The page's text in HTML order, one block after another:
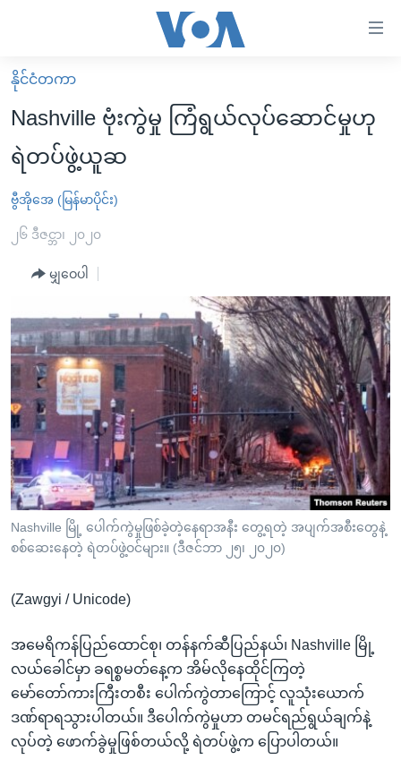
လွယ်ကူ
စေ
သည့်
Link
များ
ပင်မ
ကြည့်
ရန်
ပင်မ
အ
ညွန်း
စာမျက်နှာ
သို့
ကျော်
ကြည့်
ရန်
ရန်
သို့
ကျော်
ရန်
မူလစာမျက်နှာ
မြန်မာ
ကမ္ဘာ့သတင်းများ
နိုင်ငံတကာ
အစ္စရေး-ပါလက်စတိုင်း
ဗွီဒီယို
သတင်းလွတ်လပ်ခွင့်
အင်္ဂလိပ်စာလေ့လာမယ်
အမေရိကန်သုံးအီဒီယံ
မကြေးမုံရဲ့ အင်္ဂလိပ်စာ
ရုပ်ရှင်ထဲက အင်္ဂလိပ်စာ
သုတပဒေသာ အင်္ဂလိပ်စာ
အပတ်စဉ်ကဏ္ဍများ
ရေဒီယို
တီဗွီ
ရေဒီယိုနှင့်ရုပ်သံ အချက်အလက်များ
ရေဒီယို/တီဗွီအစီအစဉ်
Learning English
ဗွီအိုအေ လူမှုကွန်ယက်များ
နိုင်ငံတကာ
Nashville ဗုံးကွဲမှု ကြံရွယ်လုပ်ဆောင်မှုဟု
ရဲတပ်ဖွဲ့ယူဆ
ဗွီအိုအေ (မြန်မာပိုင်း)
၂၆ ဒီဇင္ဘာ၊ ၂၀၂၀
မျှဝေပါ
Nashville မြို့ ပေါက်ကွဲမှုဖြစ်ခဲ့တဲ့နေရာအနီး တွေ့ရတဲ့ အပျက်အစီးတွေနဲ့
စစ်ဆေးနေတဲ့ ရဲတပ်ဖွဲ့ဝင်များ။ (ဒီဇင်ဘာ ၂၅၊ ၂၀၂၀)
(Zawgyi / Unicode)
အမေရိကန်ပြည်ထောင်စု၊ တန်နက်ဆီပြည်နယ်၊ Nashville မြို့
လယ်ခေါင်မှာ ခရစ္စမတ်နေ့က အိမ်လိုနေထိုင်ကြတဲ့
မော်တော်ကားကြီးတစီး ပေါက်ကွဲတာကြောင့် လူသုံးယောက်
ဒဏ်ရာရသွားပါတယ်။ ဒီပေါက်ကွဲမှုဟာ တမင်ရည်ရွယ်ချက်နဲ့
လုပ်တဲ့ ဖောက်ခွဲမှုဖြစ်တယ်လို့ ရဲတပ်ဖွဲ့က ပြောပါတယ်။